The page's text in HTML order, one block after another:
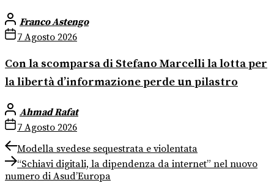
Franco Astengo
7 Agosto 2026
Con la scomparsa di Stefano Marcelli la lotta per
la libertà d’informazione perde un pilastro
Ahmad Rafat
7 Agosto 2026
Navigazione
articoli
Previous
post:
Modella svedese sequestrata e violentata
Next
post:
“Schiavi digitali, la dipendenza da internet” nel nuovo
numero di Asud’Europa